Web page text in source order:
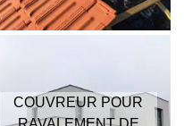
COUVREUR POUR